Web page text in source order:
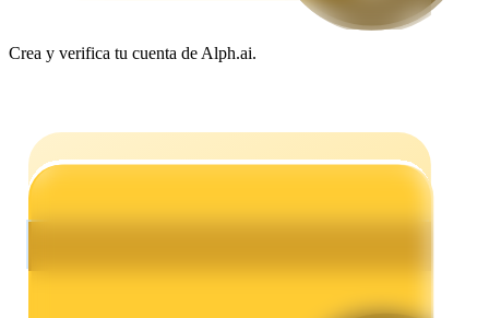
Earn
Crea y verifica tu cuenta de Alph.ai.